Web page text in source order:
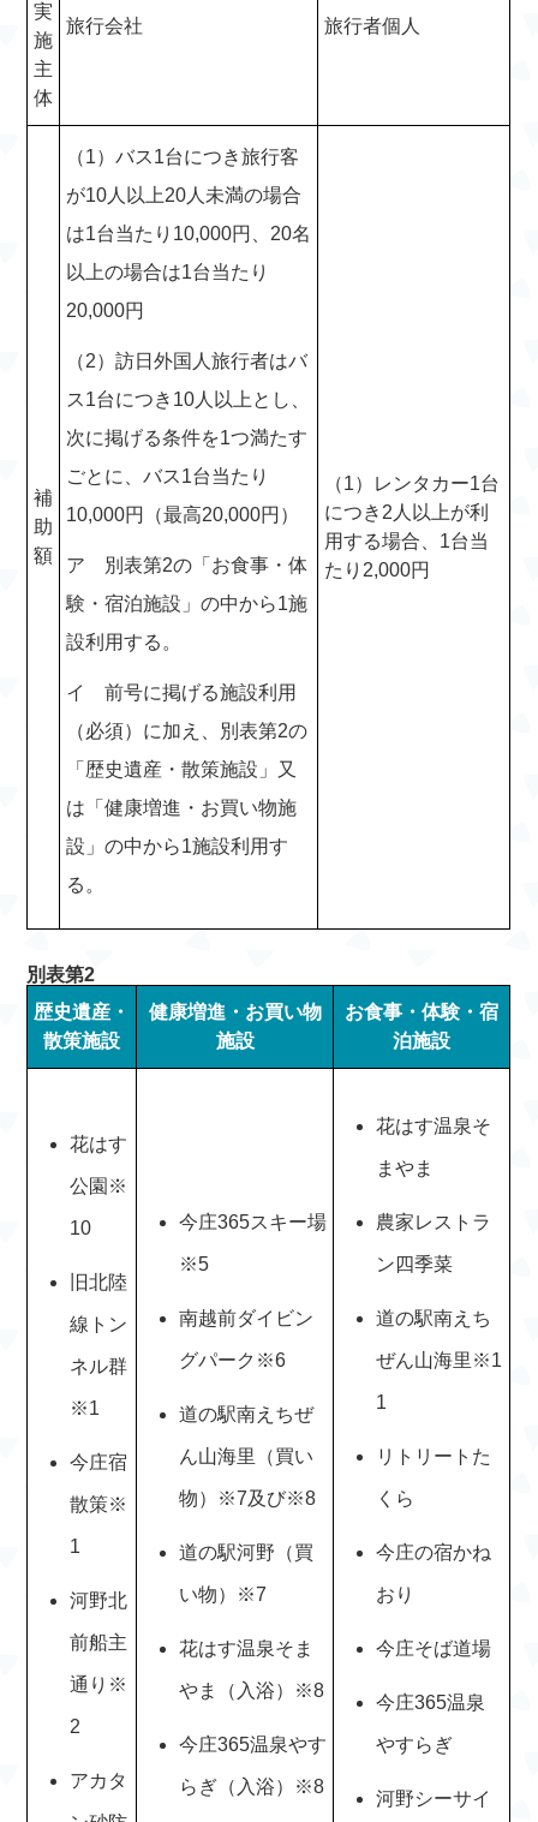
実
施
主
体
旅行会社 旅行者個人
補
助
額
（1）バス1台につき旅行客
が10人以上20人未満の場合
は1台当たり10,000円、20名
以上の場合は1台当たり
20,000円
（2）訪日外国人旅行者はバ
ス1台につき10人以上とし、
次に掲げる条件を1つ満たす
ごとに、バス1台当たり
10,000円（最高20,000円）
ア 別表第2の「お食事・体
験・宿泊施設」の中から1施
設利用する。
イ 前号に掲げる施設利用
（必須）に加え、別表第2の
「歴史遺産・散策施設」又
は「健康増進・お買い物施
設」の中から1施設利用す
る。
（1）レンタカー1台
につき2人以上が利
用する場合、1台当
たり2,000円
別表第2
歴史遺産・
散策施設
健康増進・お買い物
施設
お食事・体験・宿
泊施設
花はす
公園※
10
旧北陸
線トン
ネル群
※1
今庄宿
散策※
1
河野北
前船主
通り※
2
アカタ
今庄365スキー場
※5
南越前ダイビン
グパーク※6
道の駅南えちぜ
ん山海里（買い
物）※7及び※8
道の駅河野（買
い物）※7
花はす温泉そま
やま（入浴）※8
今庄365温泉やす
らぎ（入浴）※8
花はす温泉そ
まやま
農家レストラ
ン四季菜
道の駅南えち
ぜん山海里※1
1
リトリートた
くら
今庄の宿かね
おり
今庄そば道場
今庄365温泉
やすらぎ
河野シーサイ